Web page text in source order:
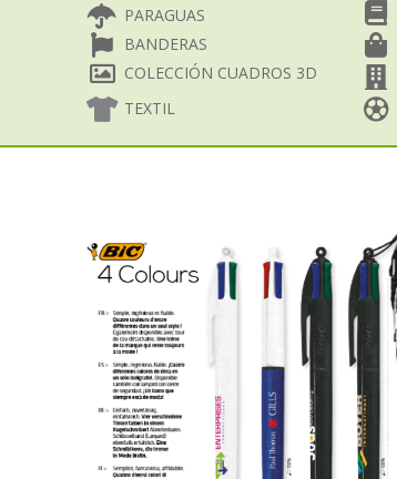
PARAGUAS
BANDERAS
COLECCIÓN CUADROS 3D
TEXTIL